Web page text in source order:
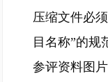
压缩文件必
目名称”的规
参评资料图